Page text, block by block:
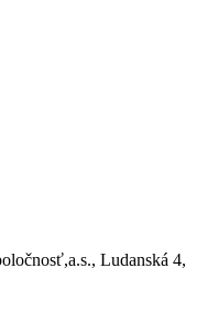
Ludanská 4,